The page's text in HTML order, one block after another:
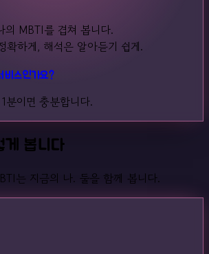
의 MBTI를 겹쳐 봅니다.
확하게, 해석은 알아듣기 쉽게.
비스인가요?
분이면 충분합니다.
게 봅니다
는 지금의 나. 둘을 함께 봅니다.